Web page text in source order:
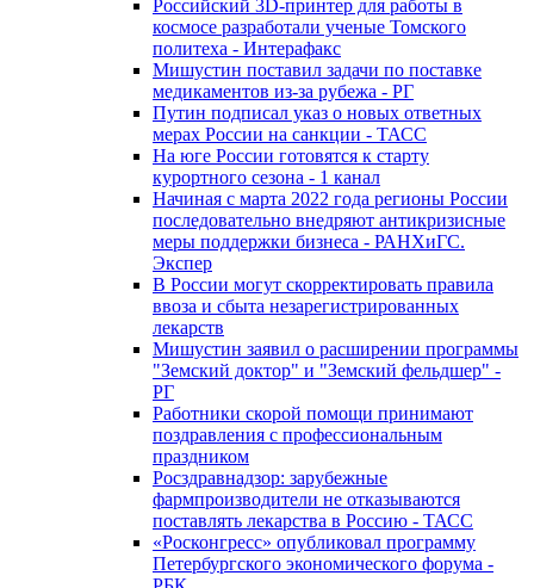
Российский 3D-принтер для работы в
космосе разработали ученые Томского
политеха - Интерафакс
Мишустин поставил задачи по поставке
медикаментов из-за рубежа - РГ
Путин подписал указ о новых ответных
мерах России на санкции - ТАСС
На юге России готовятся к старту
курортного сезона - 1 канал
Начиная с марта 2022 года регионы России
последовательно внедряют антикризисные
меры поддержки бизнеса - РАНХиГС.
Экспер
В России могут скорректировать правила
ввоза и сбыта незарегистрированных
лекарств
Мишустин заявил о расширении программы
"Земский доктор" и "Земский фельдшер" -
РГ
Работники скорой помощи принимают
поздравления с профессиональным
праздником
Росздравнадзор: зарубежные
фармпроизводители не отказываются
поставлять лекарства в Россию - ТАСС
«Росконгресс» опубликовал программу
Петербургского экономического форума -